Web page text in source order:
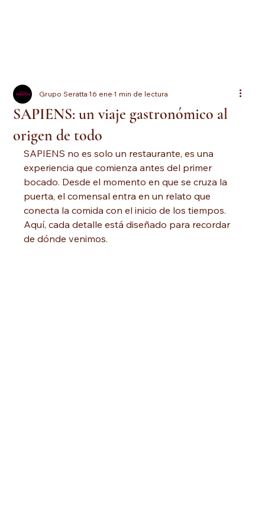
SAPIENS: un viaje gastronómico al
origen de todo
Grupo Seratta16 ene1 min de lectura
SAPIENS no es solo un restaurante, es una
experiencia que comienza antes del primer
bocado. Desde el momento en que se cruza la
puerta, el comensal entra en un relato que
conecta la comida con el inicio de los tiempos.
Aquí, cada detalle está diseñado para recordar
de dónde venimos.